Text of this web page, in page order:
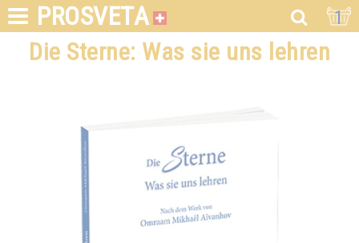
PROSVETA 1
Die Sterne: Was sie uns lehren